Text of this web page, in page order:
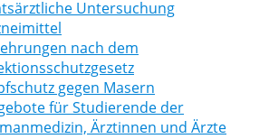
Untersuchung
nach dem
gegen Masern
für Studierende der
Ärztinnen und Ärzte